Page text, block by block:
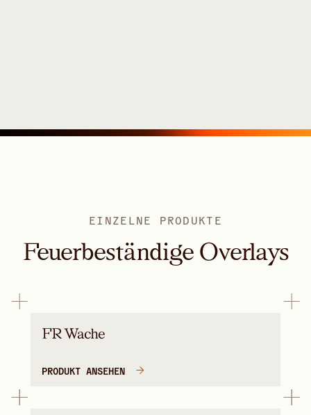
EINZELNE PRODUKTE
Feuerbeständige Overlays
FR Wache
PRODUKT ANSEHEN